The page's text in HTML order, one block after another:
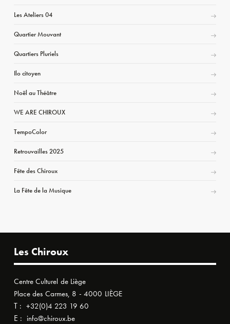
Les Ateliers 04
Quartier Mouvant
Quartiers Pluriels
Ilo citoyen
Noël au Théâtre
WE ARE CHIROUX
TempoColor
Retrouvailles 2025
Fête des Chiroux
La Fête de la Musique
Les Chiroux
Centre Culturel de Liège
Place des Carmes, 8 - 4000 LIÈGE
T : +32(0)4 223 19 60
E : info@chiroux.be